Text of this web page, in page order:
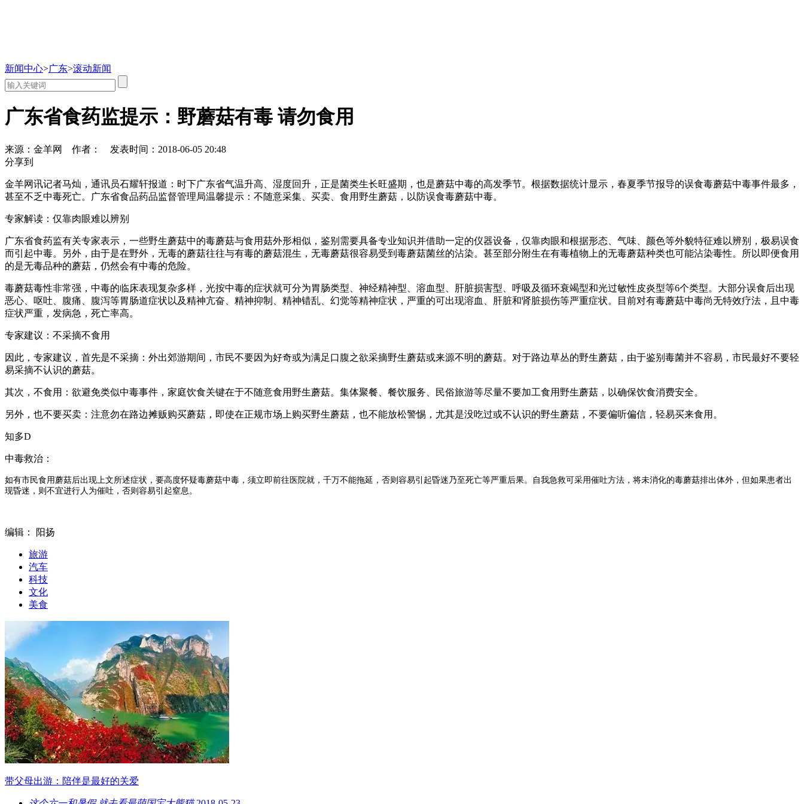
新闻中心>广东>滚动新闻
广东省食药监提示：野蘑菇有毒 请勿食用
来源：金羊网 作者：
发表时间：2018-06-05 20:48
分享到
金羊网讯记者马灿，通讯员石耀轩报道：时下广东省气温升高、湿度回升，正是菌类生长旺盛期，也是蘑菇中毒的高发季节。根据数据统计显示，春夏季节报导的误食毒蘑菇中毒事件最多，
甚至不乏中毒死亡。广东省食品药品监督管理局温馨提示：不随意采集、买卖、食用野生蘑菇，以防误食毒蘑菇中毒。
专家解读：仅靠肉眼难以辨别
广东省食药监有关专家表示，一些野生蘑菇中的毒蘑菇与食用菇外形相似，鉴别需要具备专业知识并借助一定的仪器设备，仅靠肉眼和根据形态、气味、颜色等外貌特征难以辨别，极易误食
而引起中毒。另外，由于是在野外，无毒的蘑菇往往与有毒的蘑菇混生，无毒蘑菇很容易受到毒蘑菇菌丝的沾染。甚至部分附生在有毒植物上的无毒蘑菇种类也可能沾染毒性。所以即便食用
的是无毒品种的蘑菇，仍然会有中毒的危险。
毒蘑菇毒性非常强，中毒的临床表现复杂多样，光按中毒的症状就可分为胃肠类型、神经精神型、溶血型、肝脏损害型、呼吸及循环衰竭型和光过敏性皮炎型等6个类型。大部分误食后出现
恶心、呕吐、腹痛、腹泻等胃肠道症状以及精神亢奋、精神抑制、精神错乱、幻觉等精神症状，严重的可出现溶血、肝脏和肾脏损伤等严重症状。目前对有毒蘑菇中毒尚无特效疗法，且中毒
症状严重，发病急，死亡率高。
专家建议：不采摘不食用
因此，专家建议，首先是不采摘：外出郊游期间，市民不要因为好奇或为满足口腹之欲采摘野生蘑菇或来源不明的蘑菇。对于路边草丛的野生蘑菇，由于鉴别毒菌并不容易，市民最好不要轻
易采摘不认识的蘑菇。
其次，不食用：欲避免类似中毒事件，家庭饮食关键在于不随意食用野生蘑菇。集体聚餐、餐饮服务、民俗旅游等尽量不要加工食用野生蘑菇，以确保饮食消费安全。
另外，也不要买卖：注意勿在路边摊贩购买蘑菇，即使在正规市场上购买野生蘑菇，也不能放松警惕，尤其是没吃过或不认识的野生蘑菇，不要偏听偏信，轻易买来食用。
知多D
中毒救治：
如有市民食用蘑菇后出现上文所述症状，要高度怀疑毒蘑菇中毒，须立即前往医院就，千万不能拖延，否则容易引起昏迷乃至死亡等严重后果。自我急救可采用催吐方法，将未消化的毒蘑菇排出体外，但如果患者出
现昏迷，则不宜进行人为催吐，否则容易引起窒息。
编辑： 阳扬
旅游
汽车
科技
文化
美食
带父母出游：陪伴是最好的关爱